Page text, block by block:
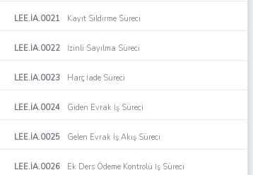
LEE.İA.0021 Kayıt Sildirme Süreci
LEE.İA.0022 İzinli Sayılma Süreci
LEE.İA.0023 Harç İade Süreci
LEE.İA.0024 Giden Evrak İş Süreci
LEE.İA.0025 Gelen Evrak İş Akış Süreci
LEE.İA.0026 Ek Ders Ödeme Kontrolü İş Süreci